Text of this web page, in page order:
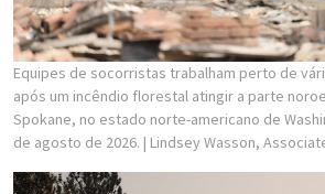
Equipes de socorristas trabalham perto de
após um incêndio florestal atingir a parte
Spokane, no estado norte-americano de
de agosto de 2026. | Lindsey Wasson,